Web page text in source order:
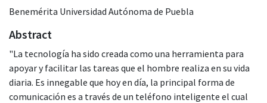
Benemérita Universidad Autónoma de Puebla
Abstract
"La tecnología ha sido creada como una herramienta para
apoyar y facilitar las tareas que el hombre realiza en su vida
diaria. Es innegable que hoy en día, la principal forma de
comunicación es a través de un teléfono inteligente el cual